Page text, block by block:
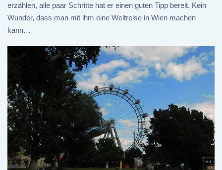
erzählen, alle paar Schritte hat er einen guten Tipp bereit. Kein
Wunder, dass man mit ihm eine Weltreise in Wien machen
kann…